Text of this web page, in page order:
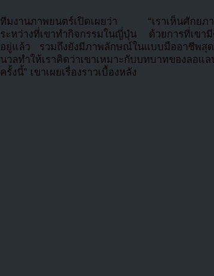
ทีมงานภาพยนตร์เปิดเผยว่า “เราเห็นศักยภ
ระหว่างที่เขาทำกิจกรรมในญี่ปุ่น ด้วยการที่เขา
อยู่แล้ว รวมถึงยังมีภาพลักษณ์ในแบบมืออาชีพสุ
นวลทำให้เราคิดว่าเขาเหมาะกับบทบาทของลอ
ครั้งนี้” เขาเผยเรื่องราวเบื้องหลัง